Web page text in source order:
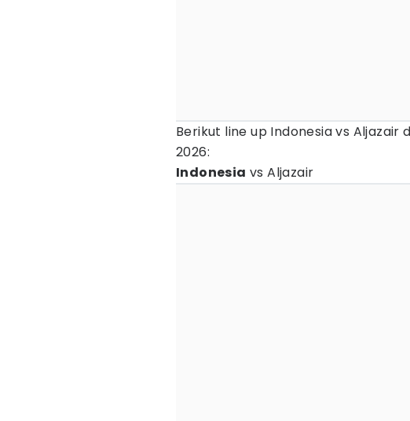
Berikut line up Indonesia vs Aljazair
2026:
Indonesia vs Aljazair